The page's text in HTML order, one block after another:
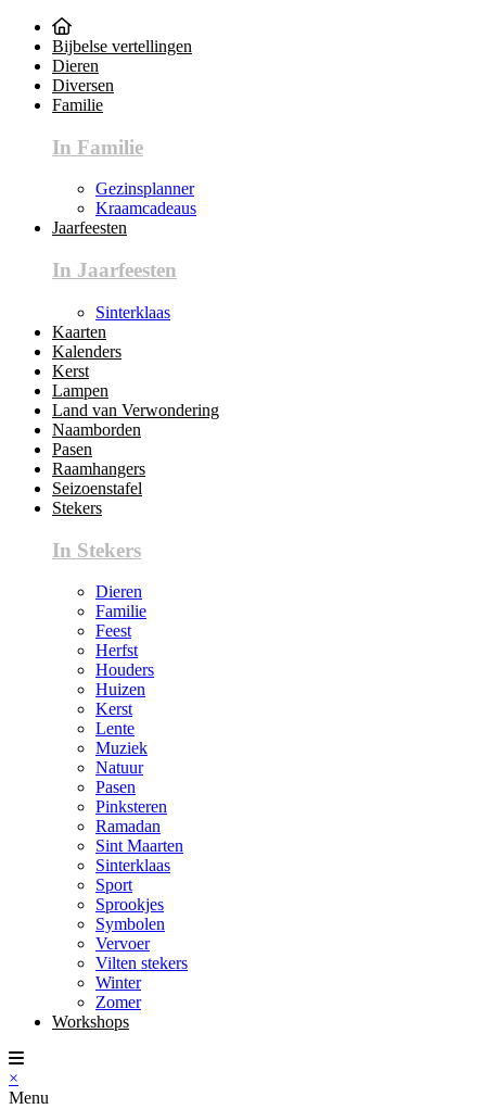
Bijbelse vertellingen
Dieren
Diversen
Familie
In Familie
Gezinsplanner
Kraamcadeaus
Jaarfeesten
In Jaarfeesten
Sinterklaas
Kaarten
Kalenders
Kerst
Lampen
Land van Verwondering
Naamborden
Pasen
Raamhangers
Seizoenstafel
Stekers
In Stekers
Dieren
Familie
Feest
Herfst
Houders
Huizen
Kerst
Lente
Muziek
Natuur
Pasen
Pinksteren
Ramadan
Sint Maarten
Sinterklaas
Sport
Sprookjes
Symbolen
Vervoer
Vilten stekers
Winter
Zomer
Workshops
×
Menu